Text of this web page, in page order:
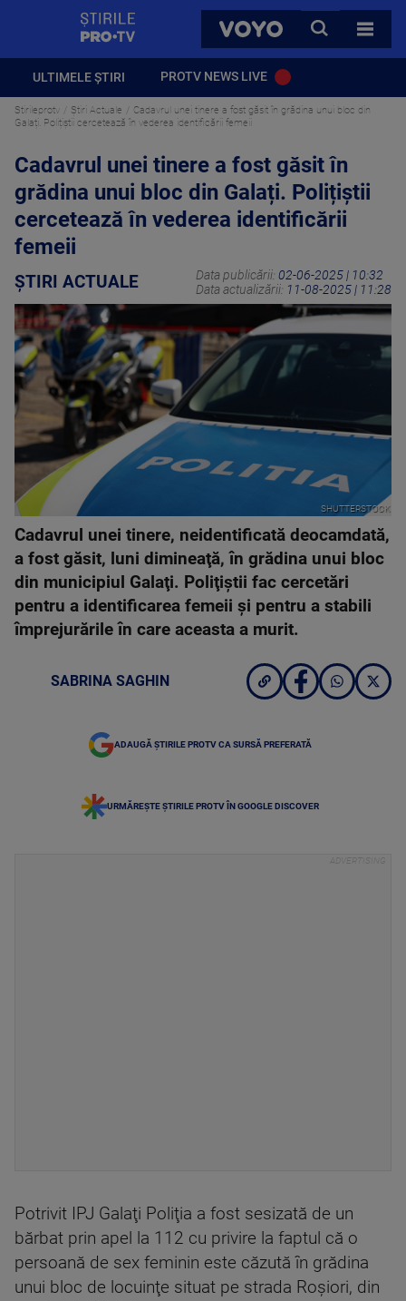
VOYO
CAUTA
TOATE
ULTIMELE ȘTIRI PROTV NEWS LIVE
Stirileprotv Știri Actuale
Cadavrul unei tinere a fost găsit în grădina unui bloc din
Galați. Polițiștii cercetează în vederea identificării femeii
Cadavrul unei tinere a fost găsit în
grădina unui bloc din Galați. Polițiștii
cercetează în vederea identificării
femeii
ȘTIRI ACTUALE Data publicării: 02-06-2025 | 10:32
Data actualizării: 11-08-2025 | 11:28
SHUTTERSTOCK
Cadavrul unei tinere, neidentificată deocamdată,
a fost găsit, luni dimineaţă, în grădina unui bloc
din municipiul Galaţi. Poliţiştii fac cercetări
pentru a identificarea femeii şi pentru a stabili
împrejurările în care aceasta a murit.
SABRINA SAGHIN
ADAUGĂ ȘTIRILE PROTV CA SURSĂ PREFERATĂ
URMĂREȘTE ȘTIRILE PROTV ÎN GOOGLE DISCOVER
Potrivit IPJ Galaţi Poliţia a fost sesizată de un
bărbat prin apel la 112 cu privire la faptul că o
persoană de sex feminin este căzută în grădina
unui bloc de locuinţe situat pe strada Roşiori, din